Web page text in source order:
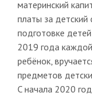
материнский
платы за
подготовке
2019 года
ребёнок,
предметов
C начала 2020